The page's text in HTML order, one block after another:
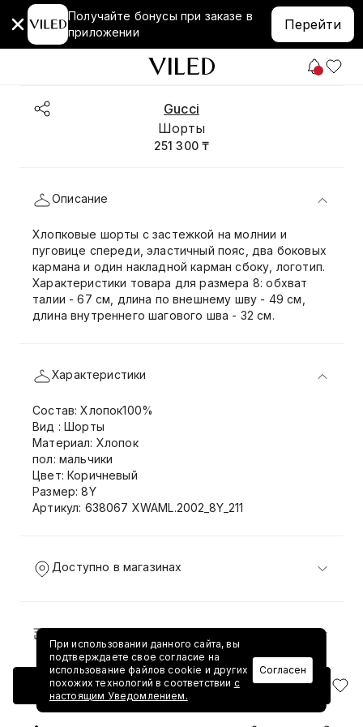
Получайте бонусы при заказе в
приложении
Перейти
Gucci
Шорты
251 300 ₸
Добавить в корзину
Описание
Хлопковые шорты с застежкой на молнии и
пуговице спереди, эластичный пояс, два боковых
кармана и один накладной карман сбоку, логотип.
Характеристики товара для размера 8: обхват
талии - 67 см, длина по внешнему шву - 49 см,
длина внутреннего шагового шва - 32 см.
Характеристики
Состав: Хлопок100%
Вид : Шорты
Материал: Хлопок
пол: мальчики
Цвет: Коричневый
Размер: 8Y
Артикул: 638067 XWAML.2002_8Y_211
Доступно в магазинах
Доставка и возврат
При использовании данного сайта, вы
подтверждаете свое согласие на
использование файлов cookie и других
похожих технологий в соответствии с
настоящим Уведомлением.
Согласен